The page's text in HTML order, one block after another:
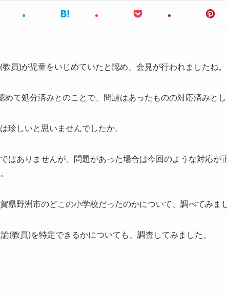
員)が児童をいじめていたと認め、会見が行われましたね。
めて処分済みとのことで、問題はあったものの対応済みとし
珍しいと思いませんでしたか。
はありませんが、問題があった場合は今回のような対応が
県野洲市のどこの小学校だったのかについて、調べてみま
(教員)を特定できるかについても、調査してみました。